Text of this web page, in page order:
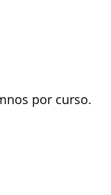
por curso.